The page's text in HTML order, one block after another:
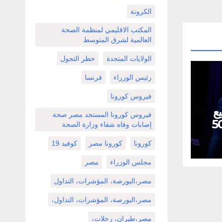
نحو 500
الكرونة
المكتب الاقليمي لمنظمة الصحة
العالمية لشرق المتوسط
الولايات المتحدة حظر التجول
رئيس الوزراء فرنسا
فيروس كورونا
فيروس كورونا المستجد مصر صحة
إصابات وفاه شفاء وزارة الصحة
كورونا كورونا مصر كوفيد 19
مجلس الوزراء مصر
مصر،البورصة، المؤشرات، التداول
مصر،البورصة، المؤشرات، التداول،
مصر،طيران، رحلات،